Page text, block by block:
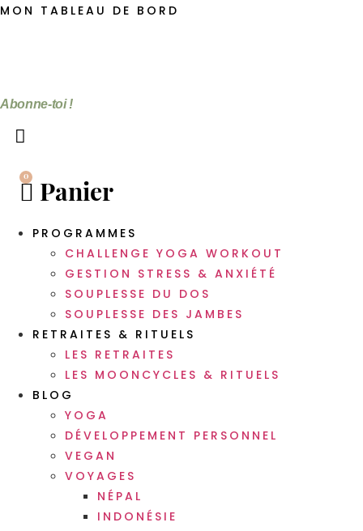
Aller
MON TABLEAU DE BORD
Abonne-toi !
0
Panier
PROGRAMMES
CHALLENGE YOGA WORKOUT
GESTION STRESS & ANXIÉTÉ
SOUPLESSE DU DOS
SOUPLESSE DES JAMBES
RETRAITES & RITUELS
LES RETRAITES
LES MOONCYCLES & RITUELS
BLOG
YOGA
DÉVELOPPEMENT PERSONNEL
VEGAN
VOYAGES
NÉPAL
INDONÉSIE